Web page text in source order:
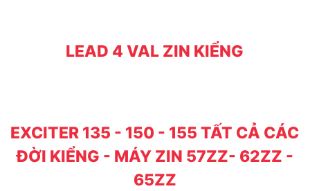
LEAD 4 VAL ZIN KIỂNG
EXCITER 135 - 150 - 155 TẤT CẢ CÁC
ĐỜI KIỂNG - MÁY ZIN 57ZZ- 62ZZ -
65ZZ